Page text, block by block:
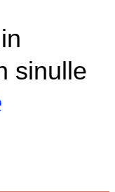
sinulle